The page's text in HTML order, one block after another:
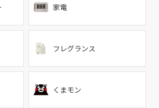
家電
フレグランス
くまモン